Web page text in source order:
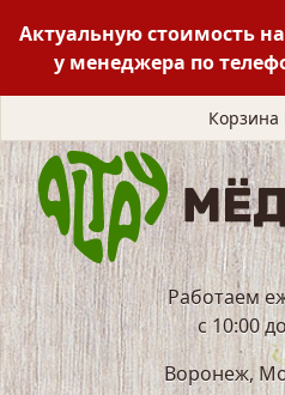
Актуальную стоимость
у менеджера по
Корзина
Работаем
с 10:00
Воронеж,